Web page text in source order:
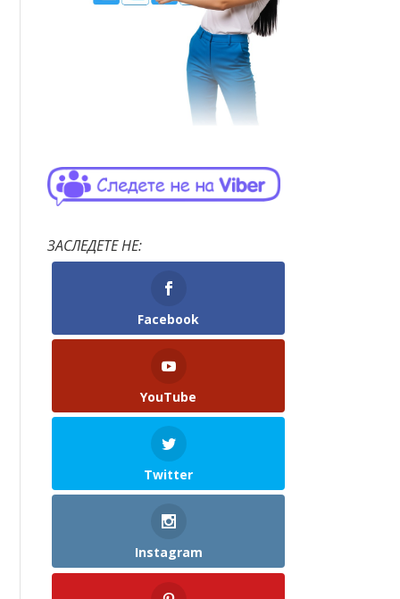
ЗАСЛЕДЕТЕ НЕ:
Facebook
YouTube
Twitter
Instagram